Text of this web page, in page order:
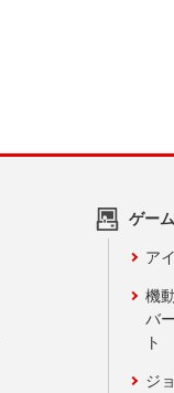
ゲー
ア
機
バ
ト
ジ